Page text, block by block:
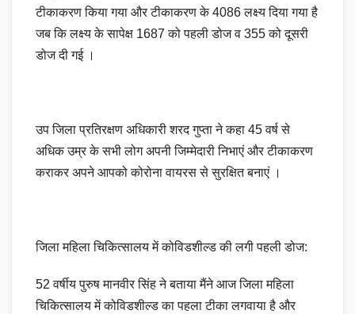
टीकाकरण किया गया और टीकाकरण के 4086 लक्ष्य दिया गया है
जब कि लक्ष्य के सापेक्ष 1687 को पहली डोज व 355 को दूसरी
डोज दी गई ।
उप जिला प्रतिरक्षण अधिकारी शरद गुप्ता ने कहा 45 वर्ष से
अधिक उम्र के सभी लोग अपनी जिम्मेदारी निभाएं और टीकाकरण
कराकर अपने आपको कोरोना वायरस से सुरक्षित बनाएं ।
जिला महिला चिकित्सालय में कोविडशील्ड की लगी पहली डोज:
52 वर्षीय पुरुष मानवीर सिंह ने बताया मैंने आज जिला महिला
चिकित्सालय में कोविडशील्ड का पहला टीका लगवाया है और